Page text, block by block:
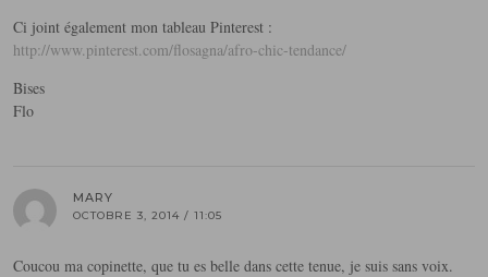
Ci joint également mon tableau Pinterest :
http://www.pinterest.com/flosagna/afro-chic-tendance/
Bises
Flo
MARY
OCTOBRE 3, 2014 / 11:05
Coucou ma copinette, que tu es belle dans cette tenue, je suis sans voix.